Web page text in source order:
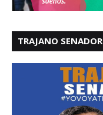
TRAJANO SENADOR